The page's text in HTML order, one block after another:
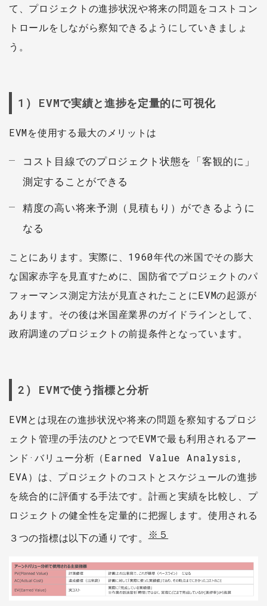
て、プロジェクトの進捗状況や将来の問題をコストコン
トロールをしながら察知できるようにしていきましょ
う。
1) EVMで実績と進捗を定量的に可視化
EVMを使用する最大のメリットは
コスト目線でのプロジェクト状態を「客観的に」
測定することができる
精度の高い将来予測（見積もり）ができるように
なる
ことにあります。実際に、1960年代の米国でその膨大
な国家赤字を見直すために、国防省でプロジェクトのパ
フォーマンス測定方法が見直されたことにEVMの起源が
あります。その後は米国産業界のガイドラインとして、
政府調達のプロジェクトの前提条件となっています。
2) EVMで使う指標と分析
EVMとは現在の進捗状況や将来の問題を察知するプロジ
ェクト管理の手法のひとつでEVMで最も利用されるアー
ンド·バリュー分析（Earned Value Analysis,
EVA）は、プロジェクトのコストとスケジュールの進捗
を統合的に評価する手法です。計画と実績を比較し、プ
ロジェクトの健全性を定量的に把握します。使用される
３つの指標は以下の通りです。※５